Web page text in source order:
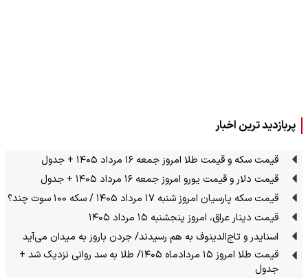
پربازدید ترین اخبار
قیمت سکه و قیمت طلا امروز جمعه ۱۶ مرداد ۱۴۰۵ + جدول
قیمت دلار و قیمت یورو امروز جمعه ۱۶ مرداد ۱۴۰۵ + جدول
قیمت سکه پارسیان امروز شنبه ۱۷ مرداد ۱۴۰۵ / سکه ۱۰۰ سوت چند؟
قیمت دینار عراق، امروز پنجشنبه ۱۵ مرداد ۱۴۰۵
اسنایدر و تاج‌الدینوف به هم رسیدند/ جردن باروز به میدان می‌آید
قیمت طلا امروز ۱۵ مردادماه ۱۴۰۵/ طلا به سد روانی نزدیک شد +
جدول